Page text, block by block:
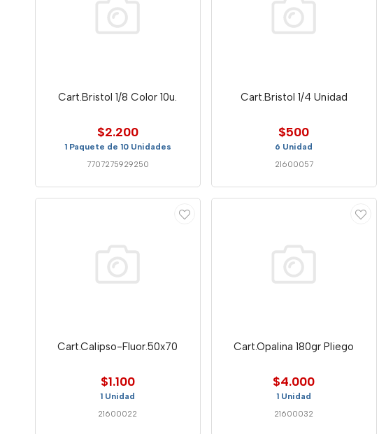
Cart.Bristol 1/8 Color 10u.
$2.200
1 Paquete de 10 Unidades
7707275929250
Cart.Bristol 1/4 Unidad
$500
6 Unidad
21600057
Cart.Calipso-Fluor.50x70
$1.100
1 Unidad
21600022
Cart.Opalina 180gr Pliego
$4.000
1 Unidad
21600032